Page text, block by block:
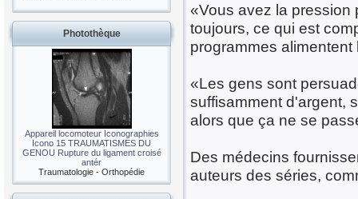
Photothèque
Appareil locomoteur Iconographies
Icono 15 TRAUMATISMES DU
GENOU Rupture du ligament croisé
antér
Traumatologie - Orthopédie
«Vous avez la pression
toujours, ce qui est
programmes
«Les gens sont
suffisamment d'argent,
alors que ça ne se
Des médecins
auteurs des séries,